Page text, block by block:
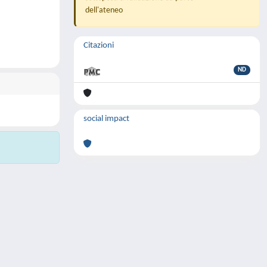
dell'ateneo
Citazioni
ND
social impact